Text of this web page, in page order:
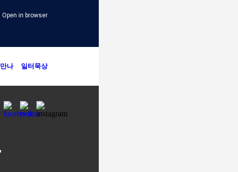
Open in browser
나 일터묵상